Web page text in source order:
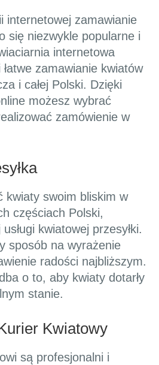
internetowej zamawianie
się niezwykle popularne i
internetowa
zamawianie kwiatów
i całej Polski. Dzięki
możesz wybrać
zamówienie w
kwiaty swoim bliskim w
częściach Polski,
kwiatowej przesyłki.
sposób na wyrażenie
radości najbliższym.
o to, aby kwiaty dotarły
stanie.
Kwiatowy
są profesjonalni i